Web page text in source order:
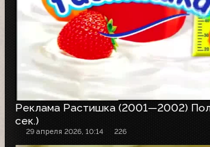
Реклама Растишка (2001—2002)
сек.)
29 апреля 2026, 10:14 226